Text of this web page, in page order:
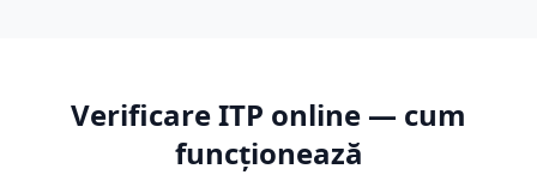
Verificare ITP online — cum
funcționează